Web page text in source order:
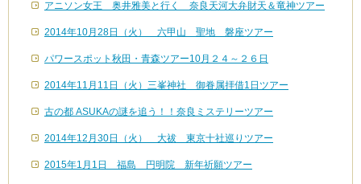
アニソン女王 奥井雅美と行く 奈良天河大弁財天＆竜神ツアー
2014年10月28日（火） 六甲山 聖地 磐座ツアー
パワースポット秋田・青森ツアー10月２４～２６日
2014年11月11日（火）三峯神社 御眷属拝借1日ツアー
古の都 ASUKAの謎を追う！！奈良ミステリーツアー
2014年12月30日（火） 大祓 東京十社巡りツアー
2015年1月1日 福島 円明院 新年祈願ツアー